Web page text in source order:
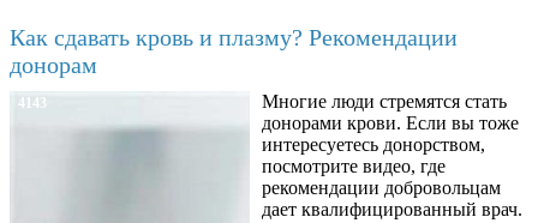
Как сдавать кровь и плазму? Рекомендации
донорам
4143
Многие люди стремятся стать
донорами крови. Если вы тоже
интересуетесь донорством,
посмотрите видео, где
рекомендации добровольцам
дает квалифицированный врач.